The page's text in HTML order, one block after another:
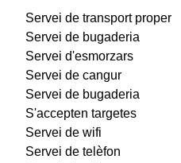
Servei de transport proper
Servei de bugaderia
Servei d'esmorzars
Servei de cangur
Servei de bugaderia
S'accepten targetes
Servei de wifi
Servei de telèfon